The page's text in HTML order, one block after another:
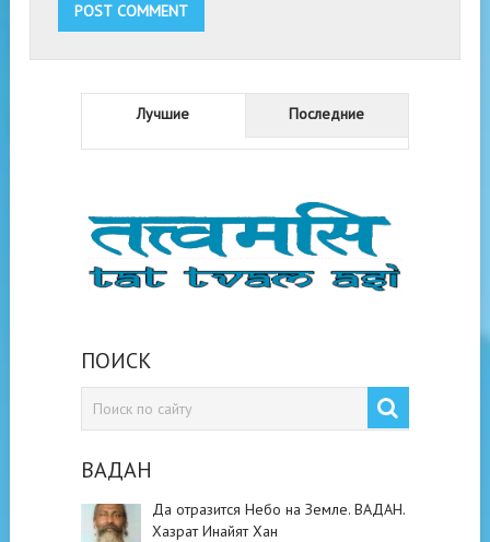
Лучшие Последние
ПОИСК
ВАДАН
Да отразится Небо на Земле. ВАДАН.
Хазрат Инайят Хан